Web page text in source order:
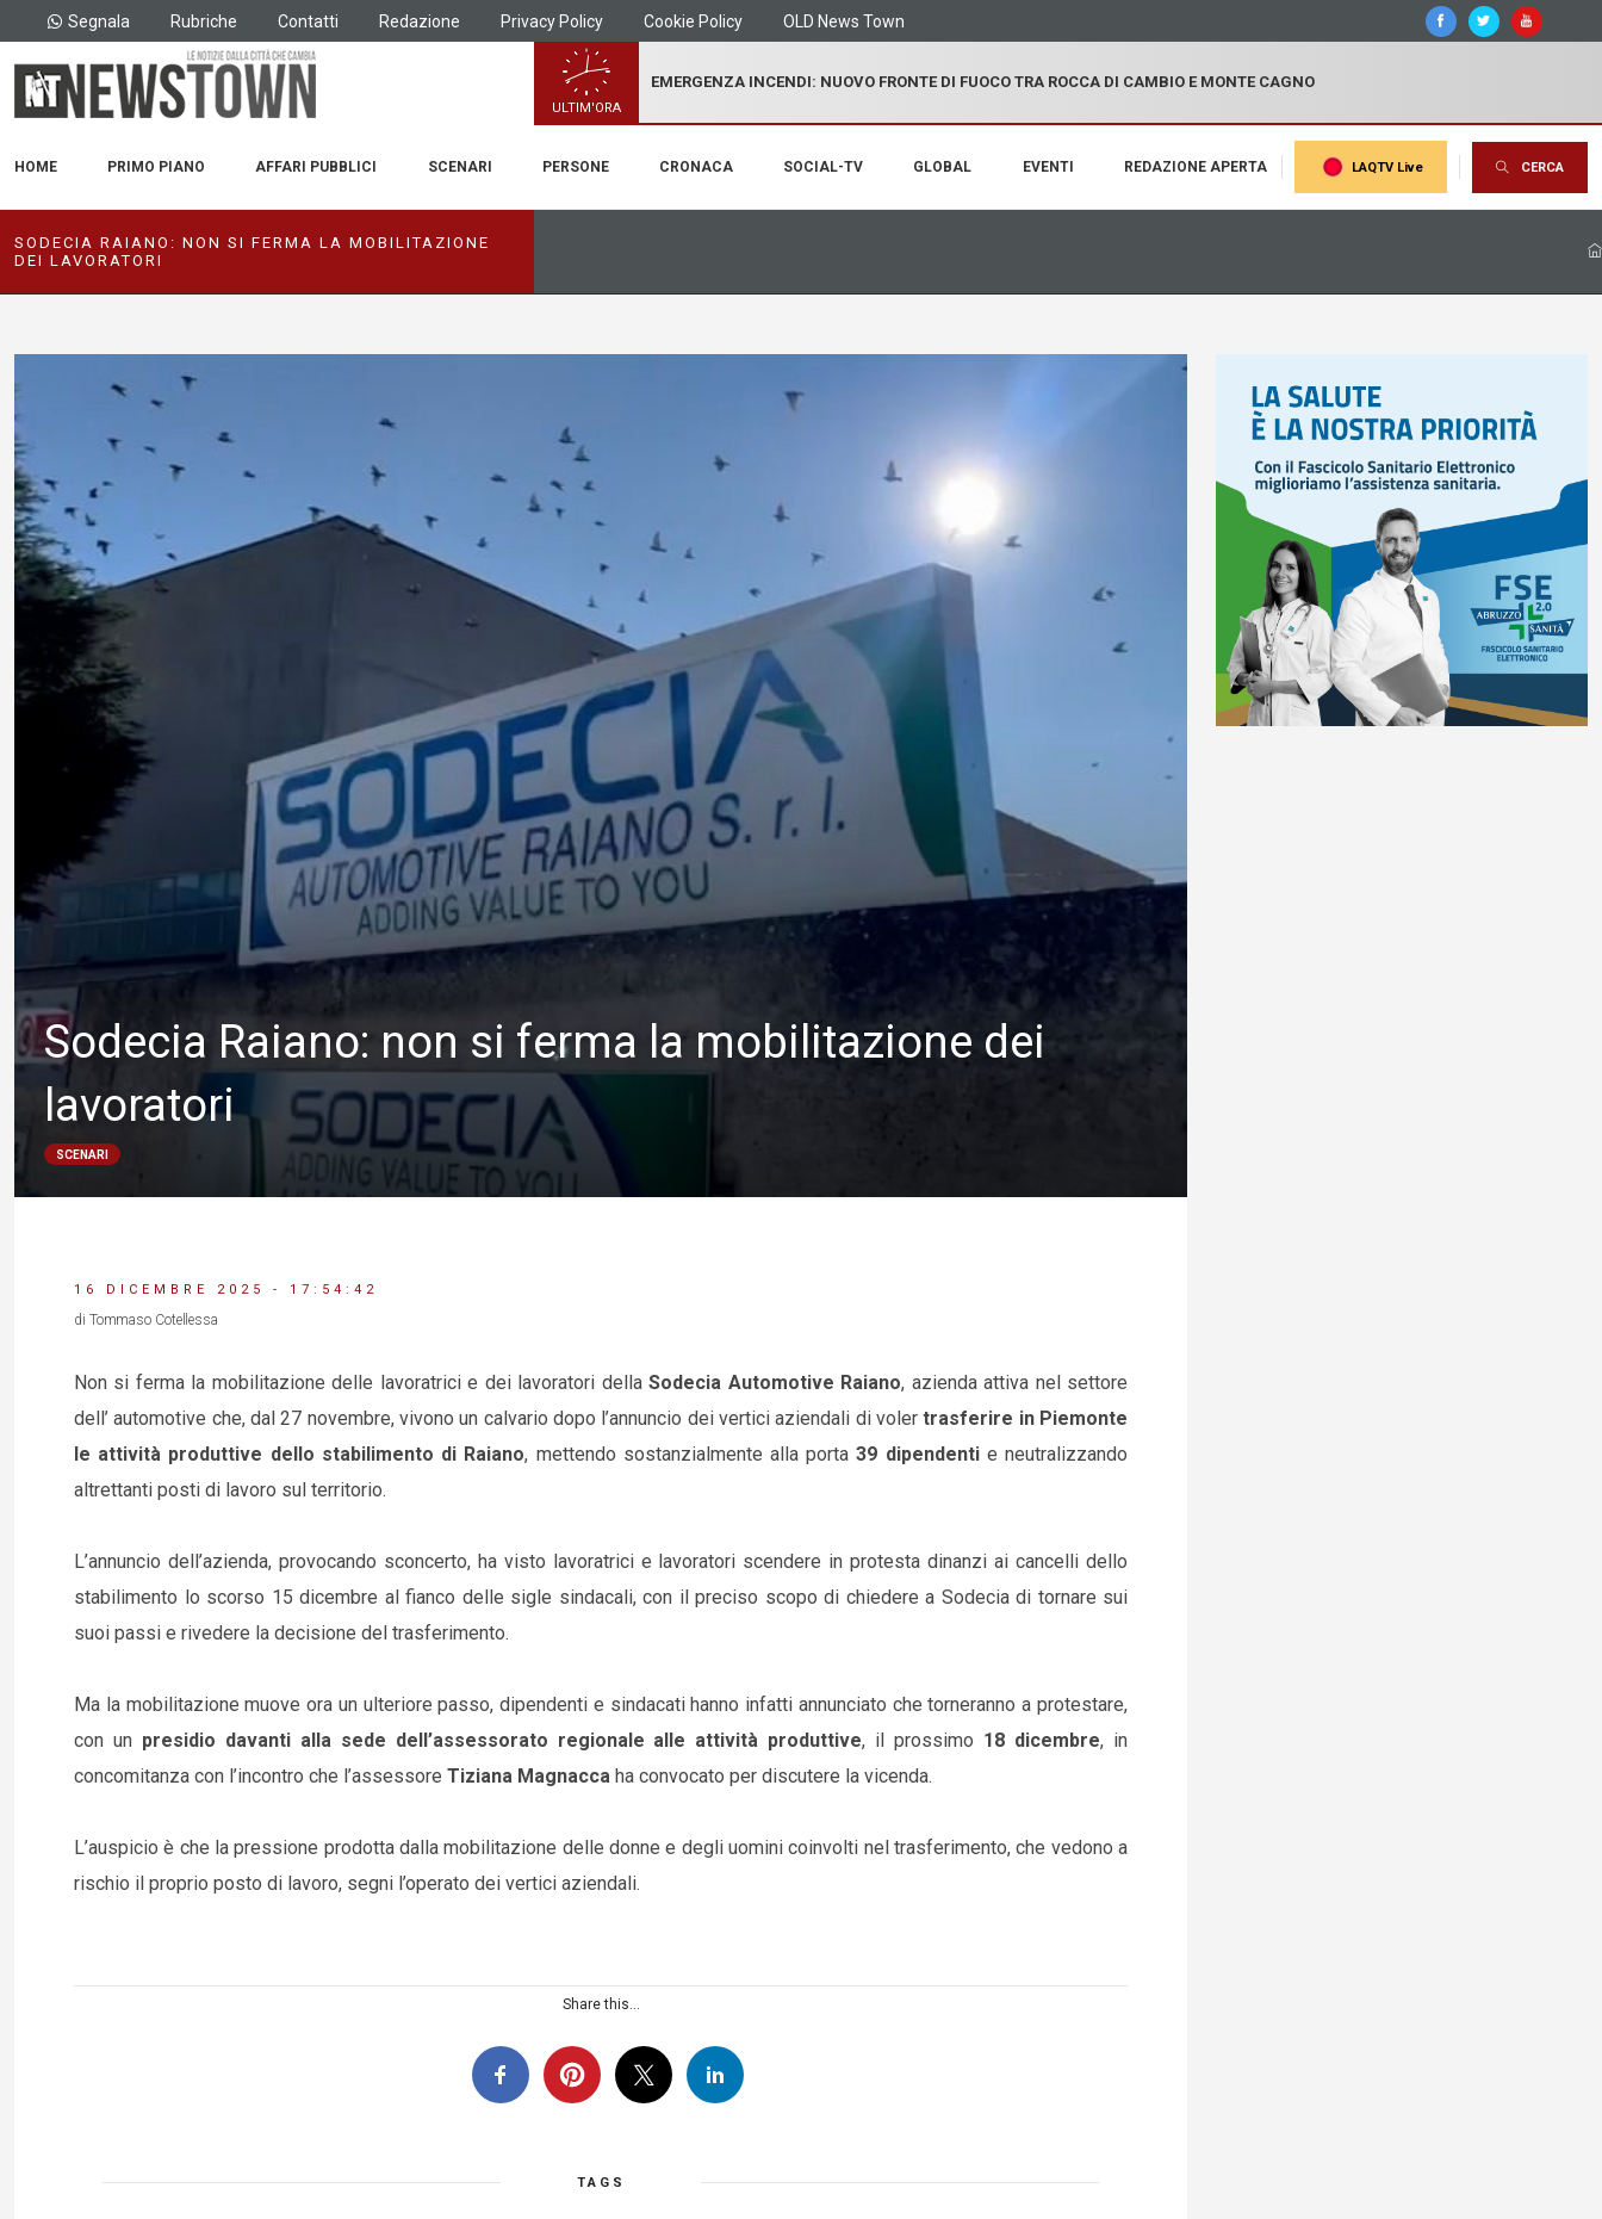
Segnala Rubriche Contatti Redazione Privacy Policy Cookie Policy OLD News Town
ULTIM'ORA
EMERGENZA INCENDI: NUOVO FRONTE DI FUOCO TRA ROCCA DI CAMBIO E MONTE CAGNO
HOME PRIMO PIANO AFFARI PUBBLICI SCENARI PERSONE CRONACA SOCIAL-TV GLOBAL EVENTI REDAZIONE APERTA LAQTV Live CERCA
SODECIA RAIANO: NON SI FERMA LA MOBILITAZIONE
DEI LAVORATORI
Sodecia Raiano: non si ferma la mobilitazione dei
lavoratori
SCENARI
16 DICEMBRE 2025 - 17:54:42
di Tommaso Cotellessa
Non si ferma la mobilitazione delle lavoratrici e dei lavoratori dellaSodecia Automotive Raiano, azienda attiva nel settore
dell’ automotive che, dal 27 novembre, vivono un calvario dopo l’annuncio dei vertici aziendali di volertrasferire in Piemonte
le attività produttive dello stabilimento di Raiano, mettendo sostanzialmente alla porta39 dipendenti e neutralizzando
altrettanti posti di lavoro sul territorio.
L’annuncio dell’azienda, provocando sconcerto, ha visto lavoratrici e lavoratori scendere in protesta dinanzi ai cancelli dello
stabilimento lo scorso 15 dicembre al fianco delle sigle sindacali, con il preciso scopo di chiedere a Sodecia di tornare sui
suoi passi e rivedere la decisione del trasferimento.
Ma la mobilitazione muove ora un ulteriore passo, dipendenti e sindacati hanno infatti annunciato che torneranno a protestare,
con un presidio davanti alla sede dell’assessorato regionale alle attività produttive, il prossimo 18 dicembre, in
concomitanza con l’incontro che l’assessore Tiziana Magnacca ha convocato per discutere la vicenda.
L’auspicio è che la pressione prodotta dalla mobilitazione delle donne e degli uomini coinvolti nel trasferimento, che vedono a
rischio il proprio posto di lavoro, segni l’operato dei vertici aziendali.
Share this...
TAGS